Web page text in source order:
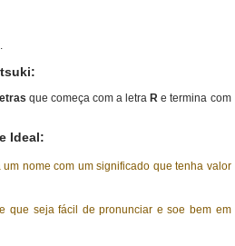
.
que começa com a letra R e termina com
Ideal:
um nome com um significado que tenha valor
que seja fácil de pronunciar e soe bem em